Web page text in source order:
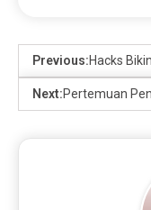
Previous:Hacks
Next:Pertemuan